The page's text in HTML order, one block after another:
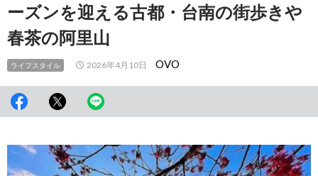
ーズンを迎える古都・台南の街歩きや
春茶の阿里山
ライフスタイル 2026年4月10日 OVO